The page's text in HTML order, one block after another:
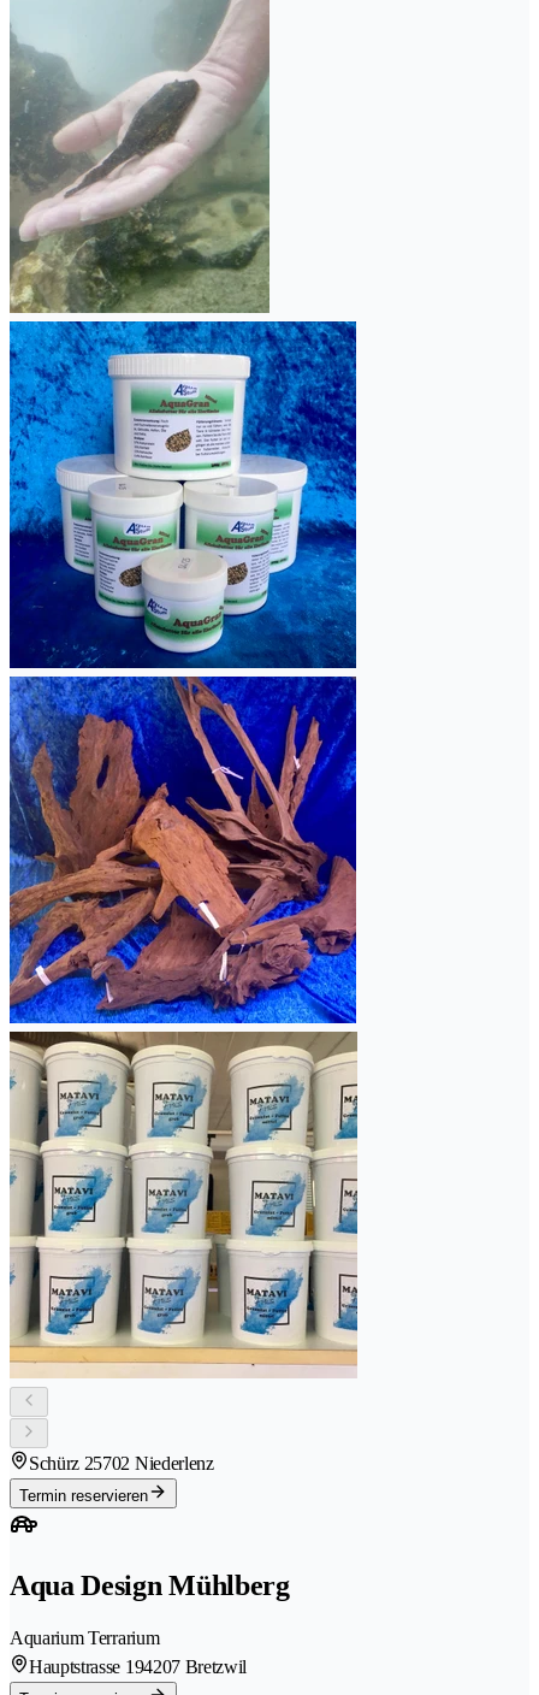
Schürz 25702 Niederlenz
Termin reservieren
Aqua Design Mühlberg
Aquarium Terrarium
Hauptstrasse 194207 Bretzwil